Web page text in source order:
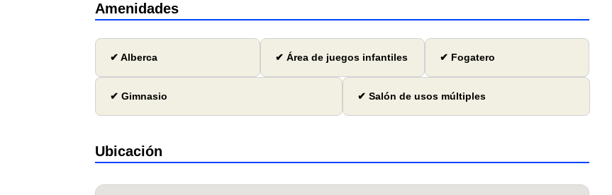
Amenidades
✔ Alberca ✔ Área de juegos infantiles ✔ Fogatero
✔ Gimnasio ✔ Salón de usos múltiples
Ubicación